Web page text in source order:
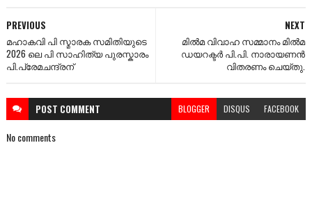
NEXT
മിൽമ വിവാഹ സമ്മാനം മിൽമ
ഡയറക്ടർ പി.പി. നാരായണൻ
വിതരണം ചെയ്തു.
PREVIOUS
മഹാകവി പി സ്മാരക സമിതിയുടെ
2026 ലെ പി സാഹിത്യ പുരസ്കാരം
പി.പ്രേമചന്ദ്രന്
POST COMMENT BLOGGER DISQUS FACEBOOK
No comments